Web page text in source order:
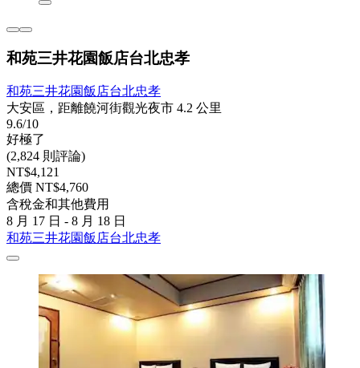
和苑三井花園飯店台北忠孝
和苑三井花園飯店台北忠孝
大安區，距離饒河街觀光夜市 4.2 公里
9.6/10
好極了
(2,824 則評論)
NT$4,121
總價 NT$4,760
含稅金和其他費用
8 月 17 日 - 8 月 18 日
和苑三井花園飯店台北忠孝